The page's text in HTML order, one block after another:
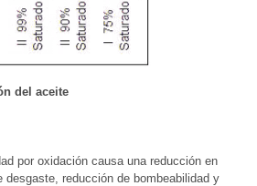
del aceite
por oxidación causa una reducción en
desgaste, reducción de bombeabilidad y